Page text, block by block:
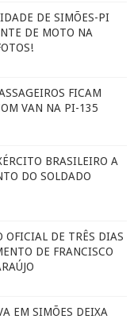
DE SIMÕES-PI
DE MOTO NA
FICAM
VAN NA PI-135
BRASILEIRO A
DO SOLDADO
OFICIAL DE TRÊS DIAS
DE FRANCISCO
EM SIMÕES DEIXA